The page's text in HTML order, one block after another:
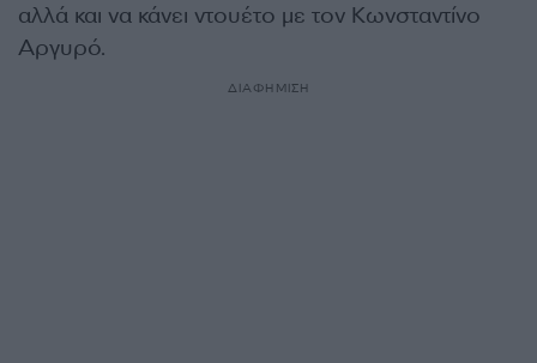
αλλά και να κάνει ντουέτο με τον Κωνσταντίνο
Αργυρό.
ΔΙΑΦΗΜΙΣΗ